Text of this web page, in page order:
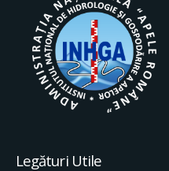
Legături Utile